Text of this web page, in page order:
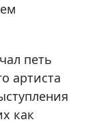
петь
артиста
как